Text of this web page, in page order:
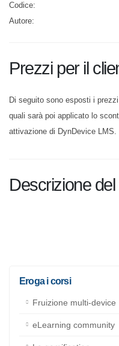
Codice:
Autore:
Prezzi per il
Di seguito sono esposti i
quali sarà poi applicato lo
attivazione di DynDevice LMS.
Descrizione
Eroga i corsi
Fruizione multi-device
eLearning community